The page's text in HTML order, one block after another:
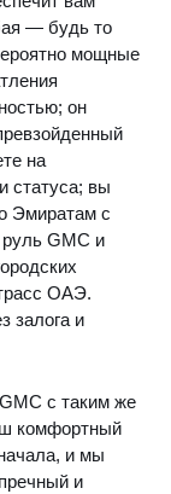
— будь то
мощные
он
на
статуса; вы
Эмиратам с
GMC и
ОАЭ.
залога и
с таким же
комфортный
и мы
и